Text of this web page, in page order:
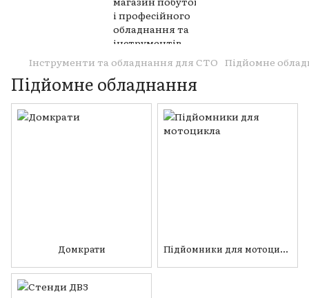
Інструменти та обладнання для СТО Підйомне
Підйомне обладнання
Домкрати Підйомники для мотоцикла